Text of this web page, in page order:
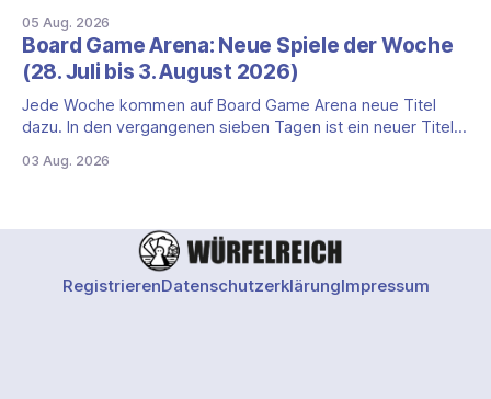
Prozent auf 422,1 Millionen Euro. Getragen wird das
Wachstum weiter von den Sammelkartenspielen, doch
erstmals seit Monaten zeigt auch das klassische
Brettspielgeschäft wieder
05 Aug. 2026
Board Game Arena: Neue Spiele der Woche
(28. Juli bis 3. August 2026)
Jede Woche kommen auf Board Game Arena neue Titel
dazu. In den vergangenen sieben Tagen ist ein neuer Titel
bekanntesten kooperativen Zombiespiele. Wir stellen dir
03 Aug. 2026
RegistrierenDatenschutzerklärungImpressum